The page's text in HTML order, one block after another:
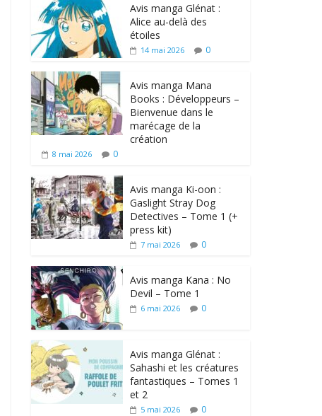
Avis manga Glénat :
Alice au-delà des
étoiles
14 mai 2026 0
Avis manga Mana
Books : Développeurs –
Bienvenue dans le
marécage de la
création
8 mai 2026 0
Avis manga Ki-oon :
Gaslight Stray Dog
Detectives – Tome 1 (+
press kit)
7 mai 2026 0
Avis manga Kana : No
Devil – Tome 1
6 mai 2026 0
Avis manga Glénat :
Sahashi et les créatures
fantastiques – Tomes 1
et 2
5 mai 2026 0